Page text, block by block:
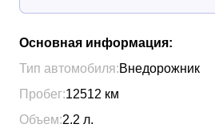
Основная информация:
Тип автомобиля:Внедорожник
Пробег:12512 км
Объем:2.2 л.